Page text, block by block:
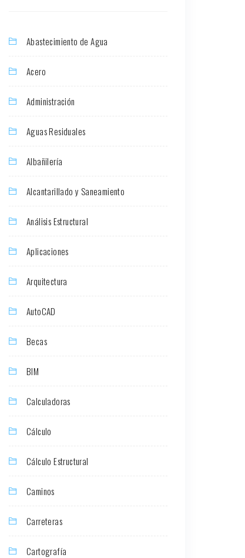
Abastecimiento de Agua
Acero
Administración
Aguas Residuales
Albañilería
Alcantarillado y Saneamiento
Análisis Estructural
Aplicaciones
Arquitectura
AutoCAD
Becas
BIM
Calculadoras
Cálculo
Cálculo Estructural
Caminos
Carreteras
Cartografía